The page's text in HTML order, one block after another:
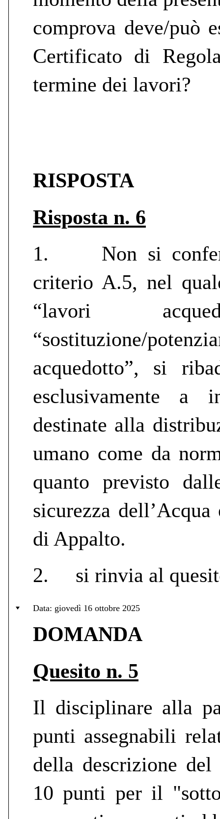
comprova deve/può
Certificato di
termine dei lavori?
RISPOSTA
Risposta n. 6
1.
Non si
criterio A.5, nel
“lavori
“sostituzione/
acquedotto”, si
esclusivamente a
destinate alla
umano come da
quanto previsto
sicurezza
di Appalto.
2.
si rinvia al
Data: giovedì 16 ottobre 2025
DOMANDA
Quesito n. 5
Il disciplinare alla
punti assegnabili
della descrizione
10 punti per il